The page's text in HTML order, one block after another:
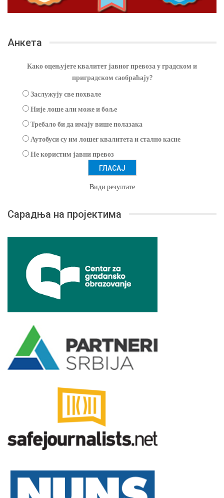
Анкета
Како оцењујете квалитет јавног превоза у градском и
приградском саобраћају?
Заслужују све похвале
Није лоше али може и боље
Требало би да имају више полазака
Аутобуси су им лошег квалитета и стално касне
Не користим јавни превоз
Види резултате
Сарадња на пројектима